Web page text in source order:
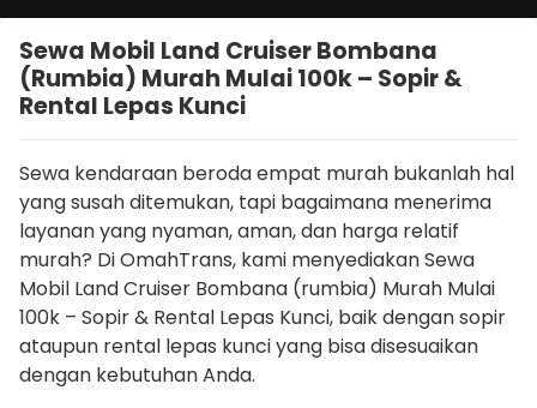
Sewa Mobil Land Cruiser Bombana
(rumbia) Murah Mulai 100k – Sopir &
Rental Lepas Kunci
Sewa kendaraan beroda empat murah bukanlah hal
yang susah ditemukan, tapi bagaimana menerima
layanan yang nyaman, aman, dan harga relatif
murah? Di OmahTrans, kami menyediakan Sewa
Mobil Land Cruiser Bombana (rumbia) Murah Mulai
100k – Sopir & Rental Lepas Kunci, baik dengan sopir
ataupun rental lepas kunci yang bisa disesuaikan
dengan kebutuhan Anda.